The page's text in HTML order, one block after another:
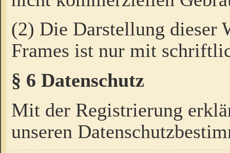
(2) Die Darstellung dieser
Frames ist nur mit
§ 6 Datenschutz
Mit der Registrierung
unseren